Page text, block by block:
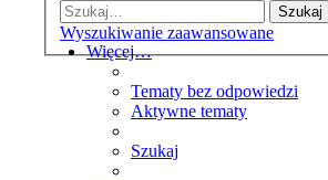
Szukaj
Wyszukiwanie zaawansowane
Więcej…
Tematy bez odpowiedzi
Aktywne tematy
Szukaj